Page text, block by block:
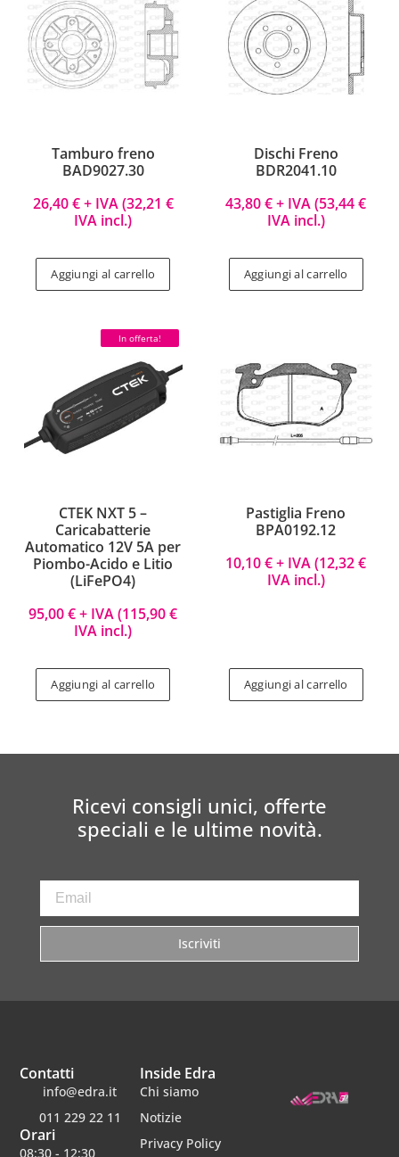
Tamburo freno
BAD9027.30
26,40€+ IVA (32,21 €
IVA incl.)
Aggiungi al carrello
Dischi Freno
BDR2041.10
43,80€+ IVA (53,44€
IVA incl.)
Aggiungi al carrello
In offerta!
CTEK NXT 5 –
Caricabatterie
Automatico 12V 5A per
Piombo-Acido e Litio
(LiFePO4)
95,00€+ IVA (115,90€
IVA incl.)
Aggiungi al carrello
Pastiglia Freno
BPA0192.12
10,10€+ IVA (12,32€
IVA incl.)
Aggiungi al carrello
Ricevi consigli unici, offerte
speciali e le ultime novità.
Iscriviti
Inside Edra
Chi siamo
Notizie
Privacy Policy
Contatti
info@edra.it
011 229 22 11
Orari
08:30 - 12:30